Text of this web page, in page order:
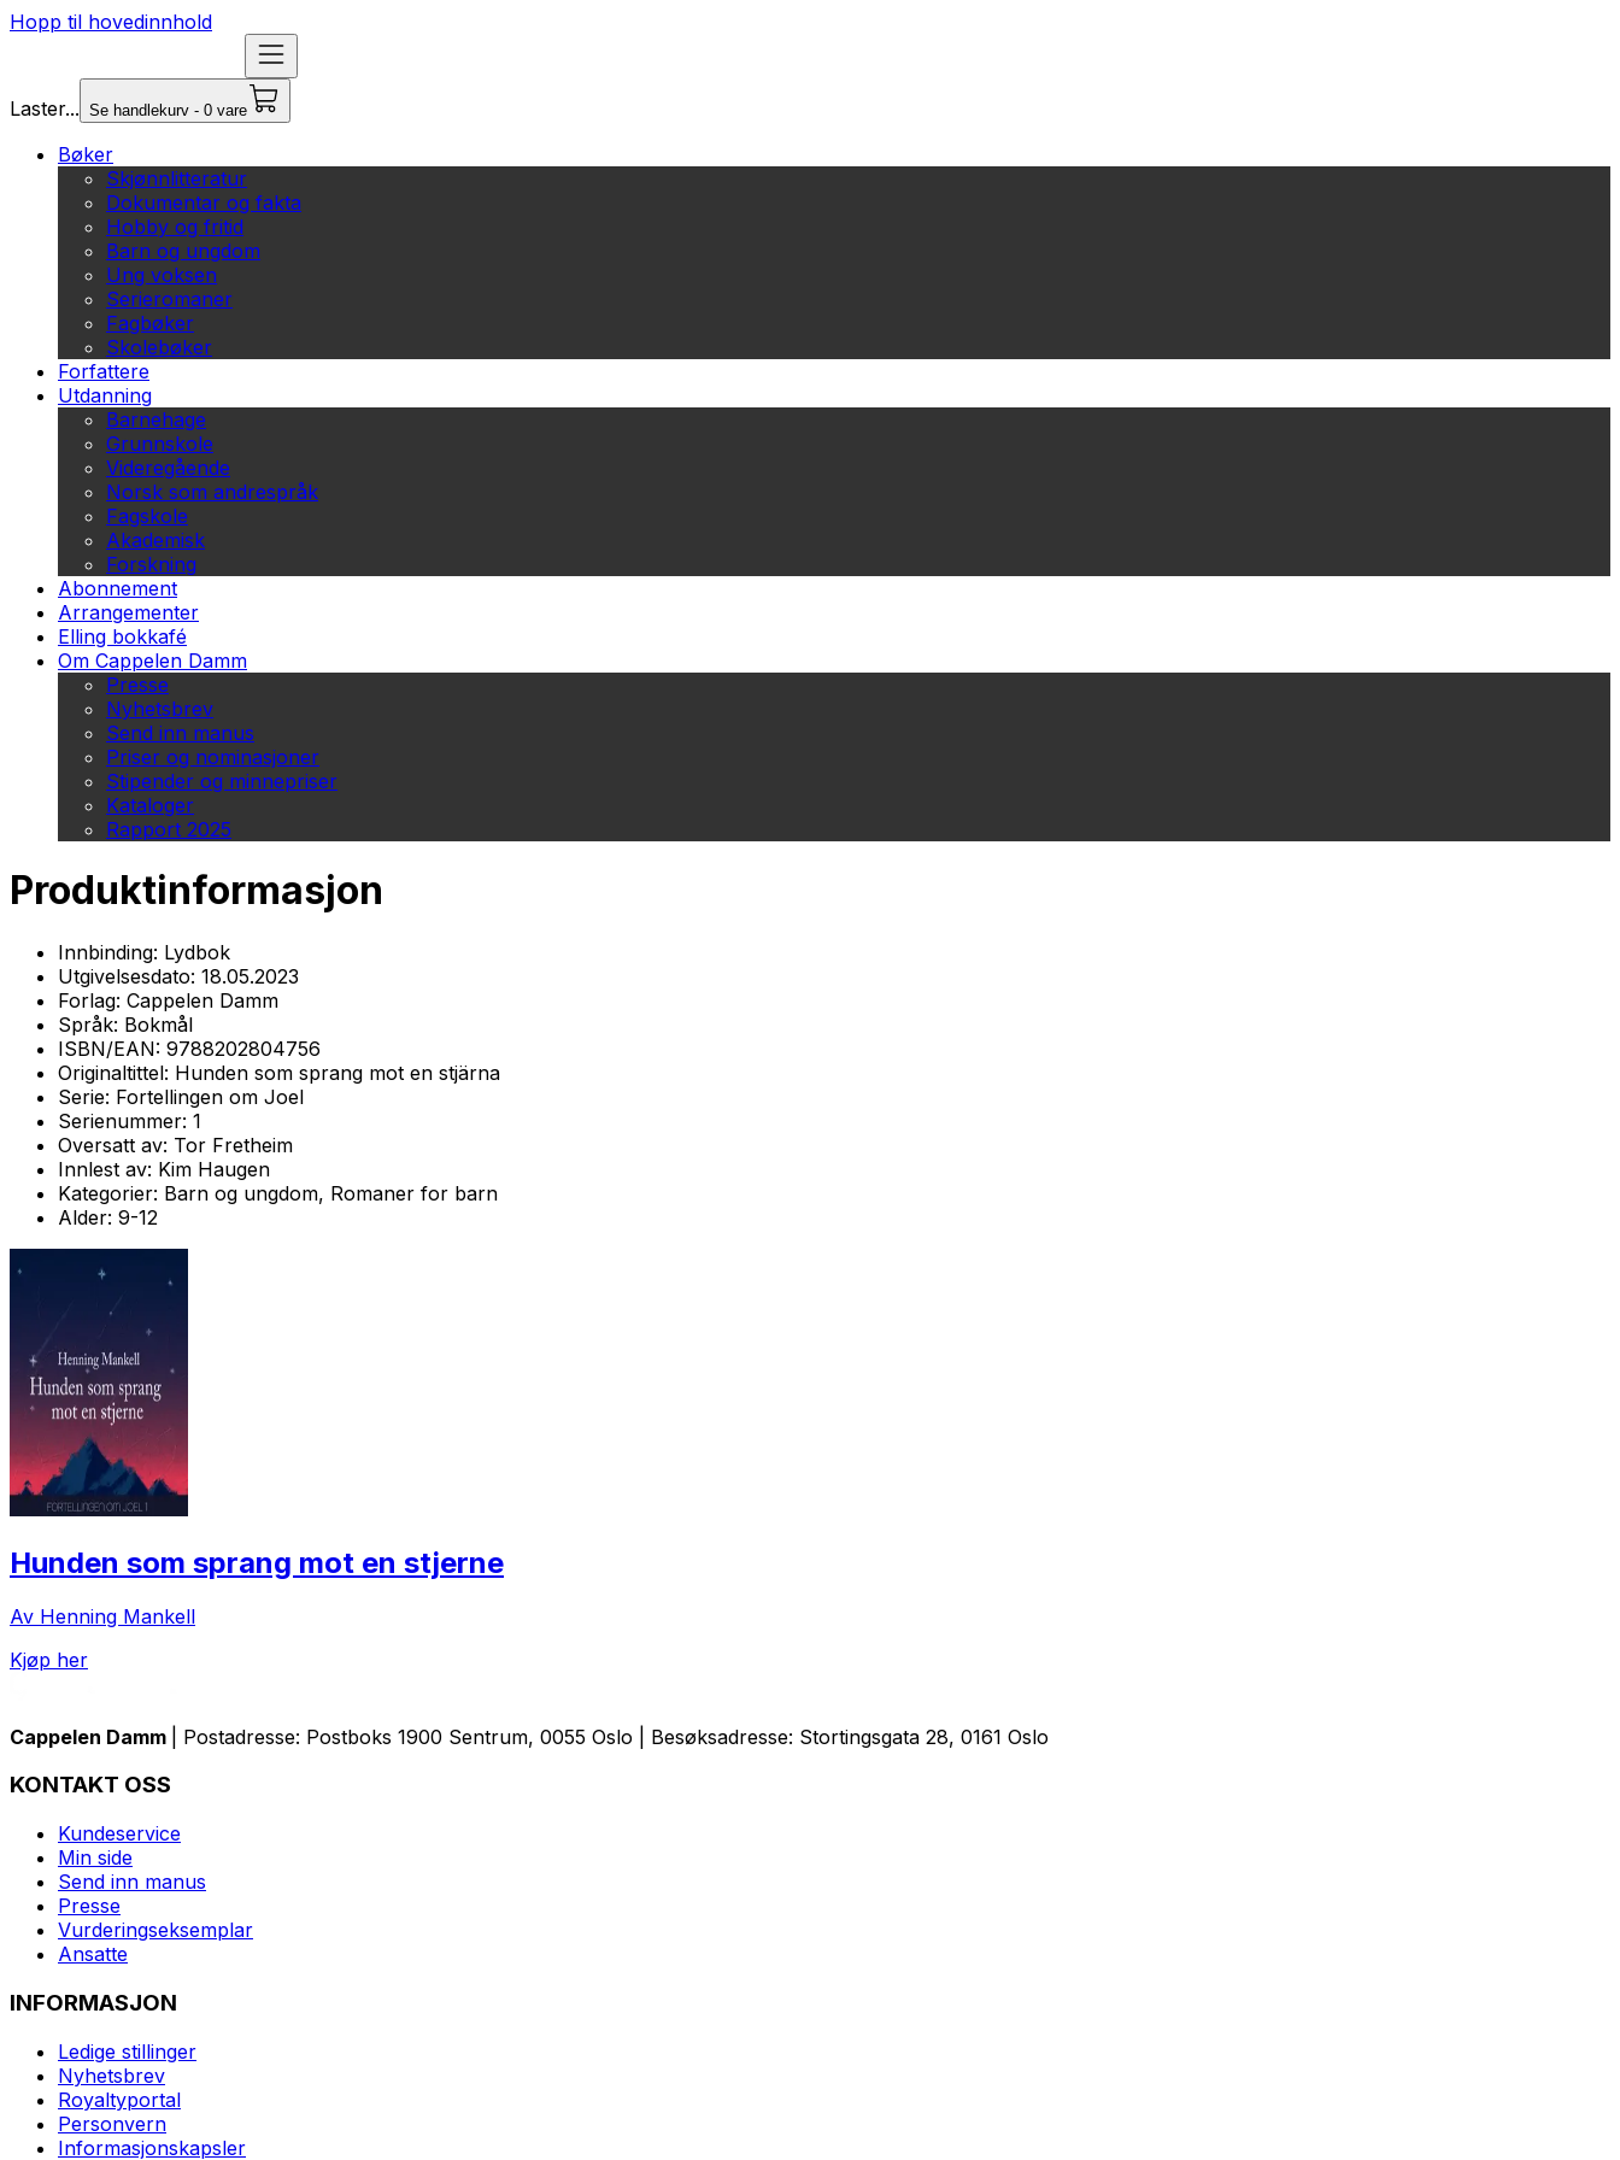
Hopp til hovedinnhold
Laster... Se handlekurv - 0 vare
Bøker
Skjønnlitteratur
Dokumentar og fakta
Hobby og fritid
Barn og ungdom
Ung voksen
Serieromaner
Fagbøker
Skolebøker
Forfattere
Utdanning
Barnehage
Grunnskole
Videregående
Norsk som andrespråk
Fagskole
Akademisk
Forskning
Abonnement
Arrangementer
Elling bokkafé
Om Cappelen Damm
Presse
Nyhetsbrev
Send inn manus
Priser og nominasjoner
Stipender og minnepriser
Kataloger
Rapport 2025
Produktinformasjon
Innbinding: Lydbok
Utgivelsesdato: 18.05.2023
Forlag: Cappelen Damm
Språk: Bokmål
ISBN/EAN: 9788202804756
Originaltittel: Hunden som sprang mot en stjärna
Serie: Fortellingen om Joel
Serienummer: 1
Oversatt av: Tor Fretheim
Innlest av: Kim Haugen
Kategorier: Barn og ungdom, Romaner for barn
Alder: 9-12
Hunden som sprang mot en stjerne
Av Henning Mankell
Kjøp her
Cappelen Damm | Postadresse: Postboks 1900 Sentrum, 0055 Oslo | Besøksadresse: Stortingsgata 28, 0161 Oslo
KONTAKT OSS
Kundeservice
Min side
Send inn manus
Presse
Vurderingseksemplar
Ansatte
INFORMASJON
Ledige stillinger
Nyhetsbrev
Royaltyportal
Personvern
Informasjonskapsler